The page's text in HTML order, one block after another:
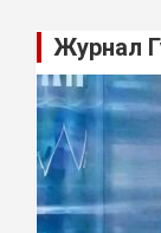
Журнал